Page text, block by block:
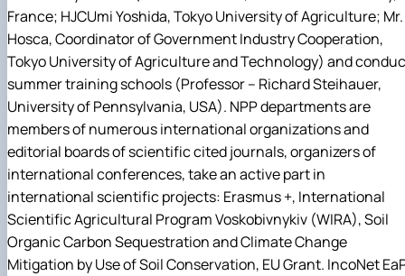
France; HJCUmi Yoshida, Tokyo University of Agriculture; Mr.
Hosca, Coordinator of Government Industry Cooperation,
Tokyo University of Agriculture and Technology) and
summer training schools (Professor – Richard Steihauer,
University of Pennsylvania, USA). NPP departments are
members of numerous international organizations and
editorial boards of scientific cited journals, organizers of
international conferences, take an active part in
international scientific projects: Erasmus +, International
Scientific Agricultural Program Voskobivnykiv (WIRA), Soil
Organic Carbon Sequestration and Climate Change
Mitigation by Use of Soil Conservation, EU Grant. IncoNet